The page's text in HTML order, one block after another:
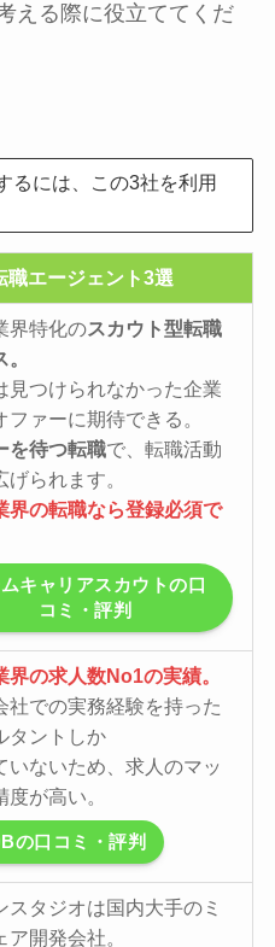
える際に役立ててくだ
るには、この3社を利用
職エージェント3選
界特化のスカウト型転職
見つけられなかった企業
ファーに期待できる。
を待つ転職で、転職活動
げられます。
界の転職なら登録必須で
キャリアスカウトの口
コミ・評判
界の求人数No1の実績。
社での実務経験を持った
タントしか
いないため、求人のマッ
度が高い。
の口コミ・評判
スタジオは国内大手のミ
ア開発会社。